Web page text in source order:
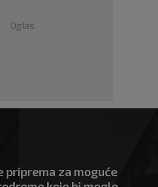
Oglas
priprema za moguće